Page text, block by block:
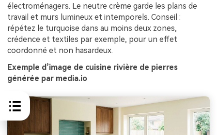
électroménagers. Le neutre crème garde les plans de
travail et murs lumineux et intemporels. Conseil :
répétez le turquoise dans au moins deux zones,
crédence et textiles par exemple, pour un effet
coordonné et non hasardeux.
Exemple d’image de cuisine rivière de pierres
générée par media.io